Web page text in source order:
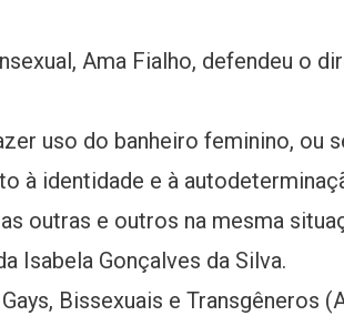
Ama Fialho, defendeu o
uso do banheiro feminino, ou
à identidade e à
outras e outros na mesma
Isabela Gonçalves da Silva.
Bissexuais e Transgêneros